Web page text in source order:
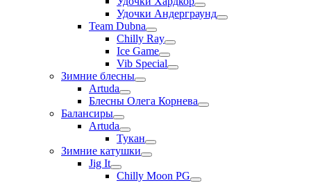
Удочки Андерграунд
Team Dubna
Chilly Ray
Ice Game
Vib Special
Зимние блесны
Artuda
Блесны Олега Корнева
Балансиры
Artuda
Тукан
Зимние катушки
Jig It
Chilly Moon PG